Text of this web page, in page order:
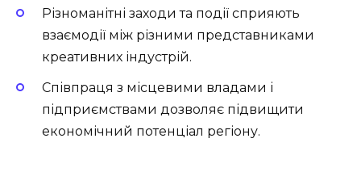
Різноманітні заходи та події сприяють
взаємодії між різними представниками
креативних індустрій.
Співпраця з місцевими владами і
підприємствами дозволяє підвищити
економічний потенціал регіону.